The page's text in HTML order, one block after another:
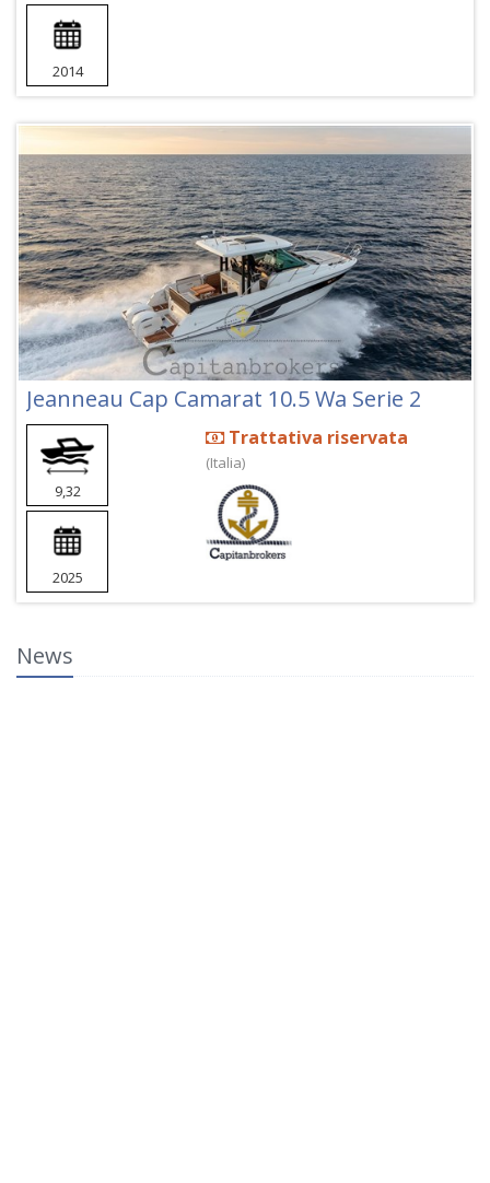
2014
Jeanneau Cap Camarat 10.5 Wa Serie 2
9,32
2025
Trattativa riservata
(Italia)
News